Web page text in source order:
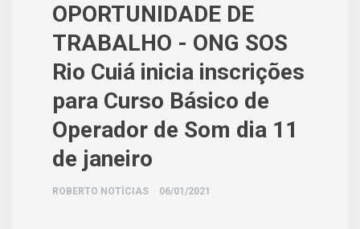
OPORTUNIDADE DE
TRABALHO - ONG SOS
Rio Cuiá inicia inscrições
para Curso Básico de
Operador de Som dia 11
de janeiro
ROBERTO NOTÍCIAS 06/01/2021